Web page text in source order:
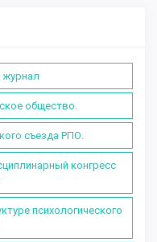
журнал
общество.
съезда РПО.
конгресс
психологического